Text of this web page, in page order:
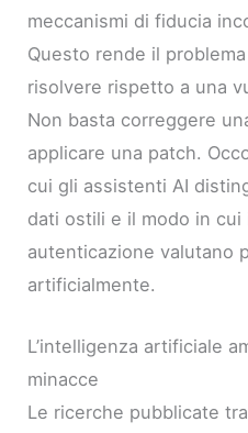
meccanismi di fiducia
Questo rende il
risolvere rispetto a una
Non basta correggere
applicare una patch.
cui gli assistenti AI
dati ostili e il modo in cui
autenticazione valutano
artificialmente.
L’intelligenza artificiale
minacce
Le ricerche pubblicate